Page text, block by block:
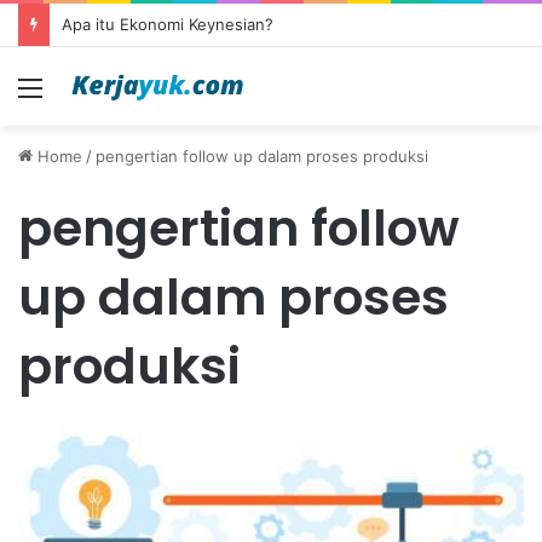
Apa itu Ekonomi Keynesian?
Menu
Home / pengertian follow up dalam proses produksi
pengertian follow
up dalam proses
produksi